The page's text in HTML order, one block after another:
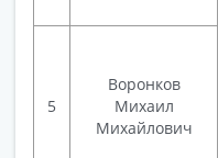
5
Воронков
Михаил
Михайлович